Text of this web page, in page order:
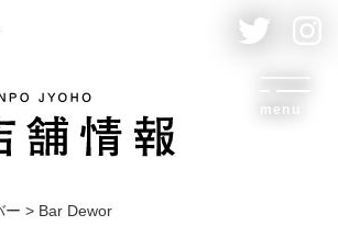
menu
ー > Bar Dewor